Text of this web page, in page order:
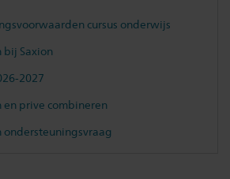
cursus onderwijs
bij Saxion
2027
en prive combineren
ondersteuningsvraag